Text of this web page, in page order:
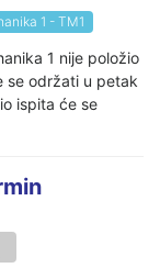
1 - TM1
1 nije položio
se održati u petak
ispita će se